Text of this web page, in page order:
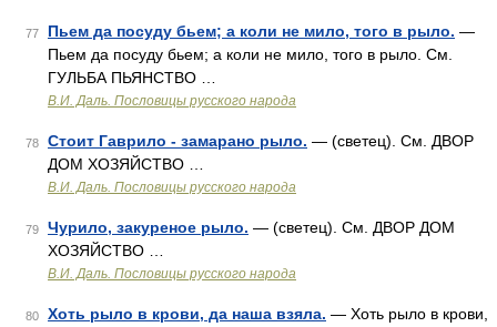
77 Пьем да посуду бьем; а коли не мило, того в рыло. —
Пьем да посуду бьем; а коли не мило, того в рыло. См.
ГУЛЬБА ПЬЯНСТВО …
В.И. Даль. Пословицы русского народа
78 Стоит Гаврило - замарано рыло. — (светец). См. ДВОР
ДОМ ХОЗЯЙСТВО …
В.И. Даль. Пословицы русского народа
79 Чурило, закуреное рыло. — (светец). См. ДВОР ДОМ
ХОЗЯЙСТВО …
В.И. Даль. Пословицы русского народа
80 Хоть рыло в крови, да наша взяла. — Хоть рыло в крови,